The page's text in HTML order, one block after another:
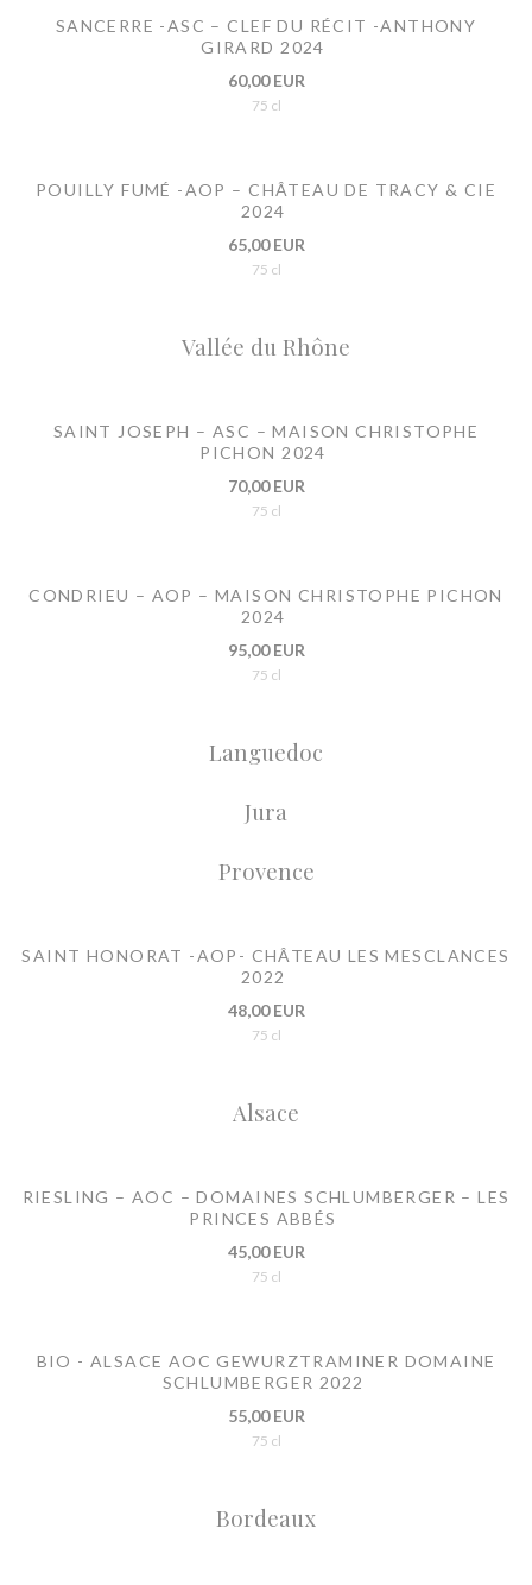
SANCERRE -ASC – CLEF DU RÉCIT -ANTHONY
GIRARD 2024
60,00 EUR
75 cl
POUILLY FUMÉ -AOP – CHÂTEAU DE TRACY & CIE
2024
65,00 EUR
75 cl
Vallée du Rhône
SAINT JOSEPH – ASC – MAISON CHRISTOPHE
PICHON 2024
70,00 EUR
75 cl
CONDRIEU – AOP – MAISON CHRISTOPHE PICHON
2024
95,00 EUR
75 cl
Languedoc
Jura
Provence
SAINT HONORAT -AOP- CHÂTEAU LES MESCLANCES
2022
48,00 EUR
75 cl
Alsace
RIESLING – AOC – DOMAINES SCHLUMBERGER – LES
PRINCES ABBÉS
45,00 EUR
75 cl
BIO - ALSACE AOC GEWURZTRAMINER DOMAINE
SCHLUMBERGER 2022
55,00 EUR
75 cl
Bordeaux